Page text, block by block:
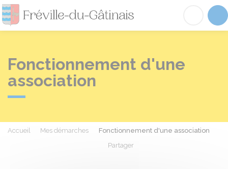
Fréville-du-
Fonctionnement d'une
association
Accueil Mes démarches
Fonctionnement d'une association
Partager